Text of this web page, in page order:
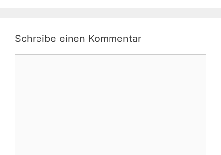
Schreibe einen Kommentar